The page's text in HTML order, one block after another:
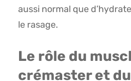
aussi normal que
le rasage.
Le rôle du
crémaster et